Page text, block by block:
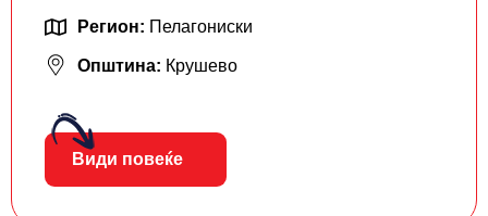
Регион: Пелагониски
Општина: Крушево
Види повеќе